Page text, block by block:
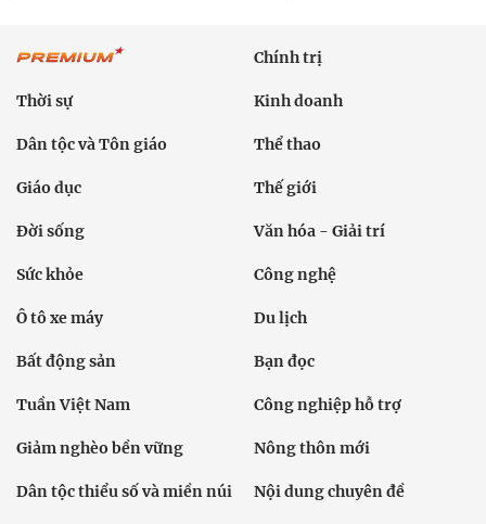
Chính trị
Thời sự Kinh doanh
Dân tộc và Tôn giáo Thể thao
Giáo dục Thế giới
Đời sống Văn hóa - Giải trí
Sức khỏe Công nghệ
Ô tô xe máy Du lịch
Bất động sản Bạn đọc
Tuần Việt Nam Công nghiệp hỗ trợ
Giảm nghèo bền vững Nông thôn mới
Dân tộc thiểu số và miền núi Nội dung chuyên đề